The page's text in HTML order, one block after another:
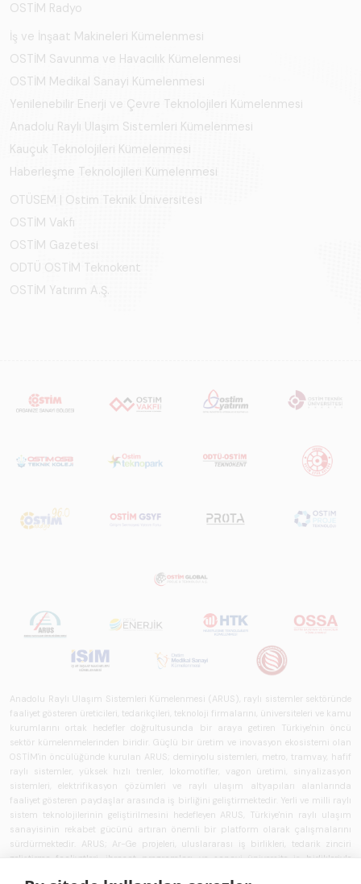
OSTİM Radyo
İş ve İnşaat Makineleri Kümelenmesi
OSTİM Savunma ve Havacılık Kümelenmesi
OSTİM Medikal Sanayi Kümelenmesi
Yenilenebilir Enerji ve Çevre Teknolojileri Kümelenmesi
Anadolu Raylı Ulaşım Sistemleri Kümelenmesi
Kauçuk Teknolojileri Kümelenmesi
Haberleşme Teknolojileri Kümelenmesi
OTÜSEM | Ostim Teknik Üniversitesi
OSTİM Vakfı
OSTİM Gazetesi
ODTÜ OSTİM Teknokent
OSTİM Yatırım A.Ş.
Anadolu Raylı Ulaşım Sistemleri Kümelenmesi (ARUS), raylı sistemler sektöründe
faaliyet gösteren üreticileri, tedarikçileri, teknoloji firmalarını, üniversiteleri ve kamu
kurumlarını ortak hedefler doğrultusunda bir araya getiren Türkiye'nin öncü
sektör kümelenmelerinden biridir. Güçlü bir üretim ve inovasyon ekosistemi olan
OSTİM'in öncülüğünde kurulan ARUS; demiryolu sistemleri, metro, tramvay, hafif
raylı sistemler, yüksek hızlı trenler, lokomotifler, vagon üretimi, sinyalizasyon
sistemleri, elektrifikasyon çözümleri ve raylı ulaşım altyapıları alanlarında
faaliyet gösteren paydaşlar arasında iş birliğini geliştirmektedir. Yerli ve milli raylı
sistem teknolojilerinin geliştirilmesini hedefleyen ARUS, Türkiye'nin raylı ulaşım
sanayisinin rekabet gücünü artıran önemli bir platform olarak çalışmalarını
sürdürmektedir. ARUS; Ar-Ge projeleri, uluslararası iş birlikleri, tedarik zinciri
geliştirme faaliyetleri, ihracat programları ve sanayi-üniversite iş birlikleriyle